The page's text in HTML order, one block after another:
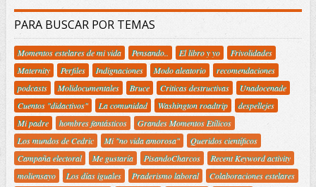
PARA BUSCAR POR TEMAS
Momentos estelares de mi vida Pensando.. El libro y yo
Frivolidades
Maternity
Perfiles Indignaciones Modo aleatorio
recomendaciones
podcasts
Molidocumentales Bruce Criticas destructivas
Unadocenade
Cuentos "didactivos"
La comunidad Washington roadtrip
despellejes
Mi padre
hombres fantásticos
Grandes Momentos Etílicos
Los mundos de Cedric
Mi "no vida amorosa"
Queridos científicos
Campaña electoral
Me gustaría PisandoCharcos
Recent Keyword activity
moliensayo
Los días iguales Praderismo laboral
Colaboraciones estelares